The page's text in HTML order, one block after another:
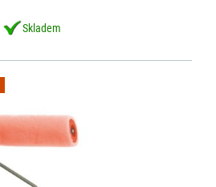
Skladem